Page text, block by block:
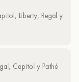
Liberty, Regal y
Capitol y Pathé